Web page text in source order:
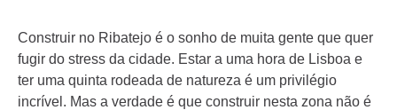
Construir no Ribatejo é o sonho de muita gente que quer
fugir do stress da cidade. Estar a uma hora de Lisboa e
ter uma quinta rodeada de natureza é um privilégio
incrível. Mas a verdade é que construir nesta zona não é